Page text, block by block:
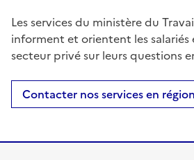
Les services du ministère du
informent et orientent les
secteur privé sur leurs questions
Contacter nos services en région